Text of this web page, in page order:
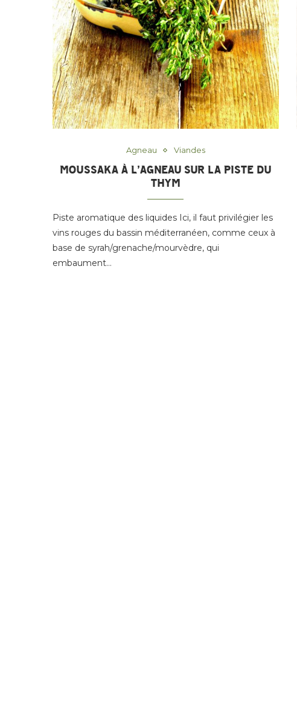
Agneau Viandes
MOUSSAKA À L’AGNEAU SUR LA PISTE DU
THYM
Piste aromatique des liquides Ici, il faut privilégier les
vins rouges du bassin méditerranéen, comme ceux à
base de syrah/grenache/mourvèdre, qui
embaument…